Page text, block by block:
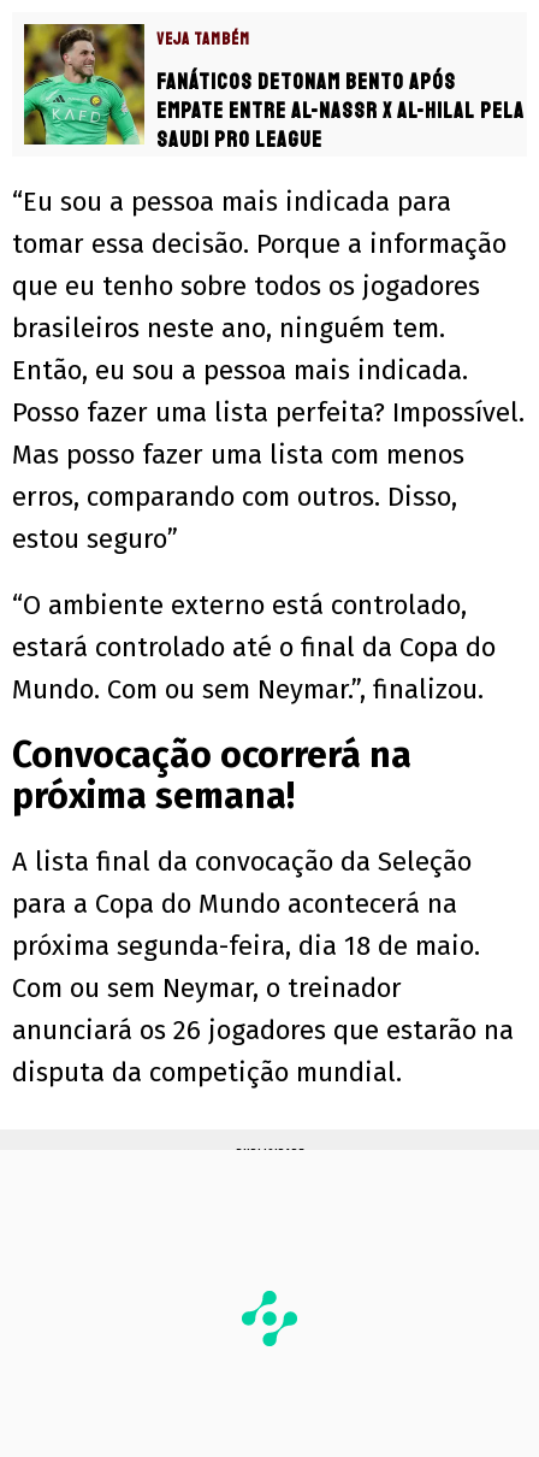
VEJA TAMBÉM
Fanáticos detonam Bento após
empate entre Al-Nassr x Al-Hilal pela
Saudi Pro League
“Eu sou a pessoa mais indicada para
tomar essa decisão. Porque a informação
que eu tenho sobre todos os jogadores
brasileiros neste ano, ninguém tem.
Então, eu sou a pessoa mais indicada.
Posso fazer uma lista perfeita? Impossível.
Mas posso fazer uma lista com menos
erros, comparando com outros. Disso,
estou seguro”
“O ambiente externo está controlado,
estará controlado até o final da Copa do
Mundo. Com ou sem Neymar.”, finalizou.
Convocação ocorrerá na
próxima semana!
A lista final da convocação da Seleção
para a Copa do Mundo acontecerá na
próxima segunda-feira, dia 18 de maio.
Com ou sem Neymar, o treinador
anunciará os 26 jogadores que estarão na
disputa da competição mundial.
PUBLICIDADE